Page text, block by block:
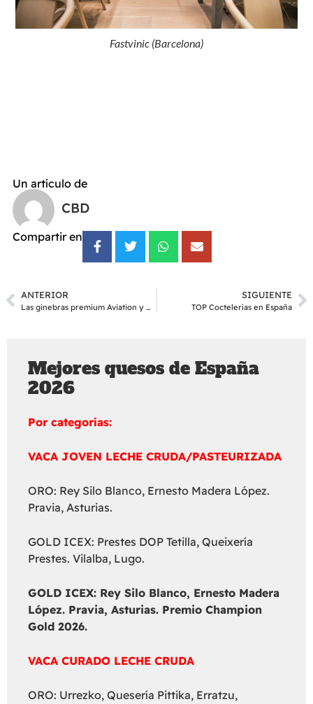
Fastvinic (Barcelona)
Un artículo de
CBD
Compartir en
ANTERIOR
Las ginebras premium Aviation y Boxer Gin llegan a España
SIGUIENTE
TOP Coctelerías en España
Mejores quesos de España
2026
Por categorías:
VACA JOVEN LECHE CRUDA/PASTEURIZADA
ORO: Rey Silo Blanco, Ernesto Madera López.
Pravia, Asturias.
GOLD ICEX: Prestes DOP Tetilla, Queixería
Prestes. Vilalba, Lugo.
GOLD ICEX: Rey Silo Blanco, Ernesto Madera
López. Pravia, Asturias. Premio Champion
Gold 2026.
VACA CURADO LECHE CRUDA
ORO: Urrezko, Quesería Pittika, Erratzu,